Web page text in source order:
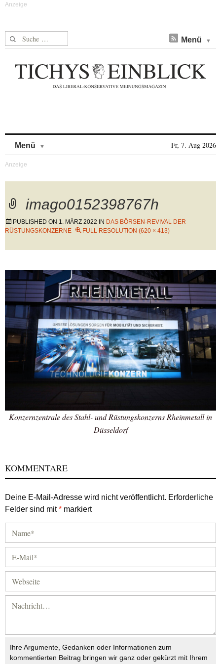
Suche nach: Menü
Menü Fr, 7. Aug 2026
imago0152398767h
PUBLISHED ON 1. MÄRZ 2022 IN DAS BÖRSEN-REVIVAL DER
RÜSTUNGSKONZERNE
FULL RESOLUTION (620 × 413)
Konzernzentrale des Stahl- und Rüstungskonzerns Rheinmetall in
Düsseldorf
KOMMENTARE
Deine E-Mail-Adresse wird nicht veröffentlicht. Erforderliche
Felder sind mit* markiert
Ihre Argumente, Gedanken oder Informationen zum
kommentierten Beitrag bringen wir ganz oder gekürzt mit Ihrem